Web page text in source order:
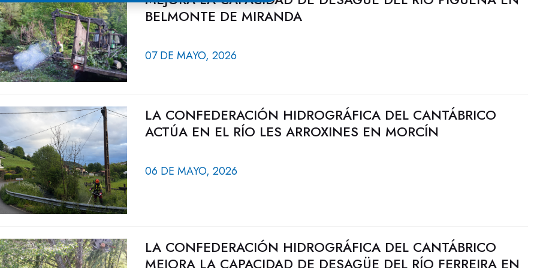
BELMONTE DE MIRANDA
07 DE MAYO, 2026
LA CONFEDERACIÓN HIDROGRÁFICA DEL CANTÁBRICO
ACTÚA EN EL RÍO LES ARROXINES EN MORCÍN
06 DE MAYO, 2026
LA CONFEDERACIÓN HIDROGRÁFICA DEL CANTÁBRICO
MEJORA LA CAPACIDAD DE DESAGÜE DEL RÍO FERREIRA EN